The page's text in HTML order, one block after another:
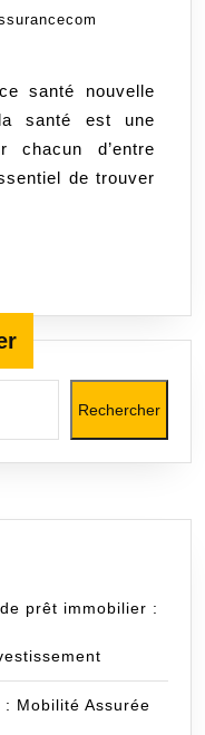
santé nouvelle
santé est une
chacun d’entre
de trouver
Rechercher
prêt immobilier :
Mobilité Assurée